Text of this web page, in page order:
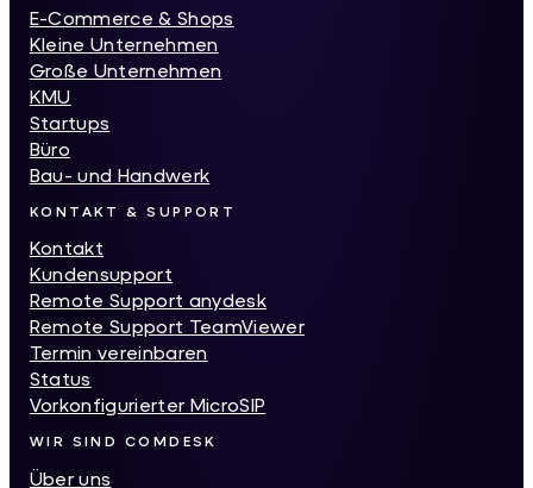
E-Commerce & Shops
Kleine Unternehmen
Große Unternehmen
KMU
Startups
Büro
Bau- und Handwerk
KONTAKT & SUPPORT
Kontakt
Kundensupport
Remote Support anydesk
Remote Support TeamViewer
Termin vereinbaren
Status
Vorkonfigurierter MicroSIP
WIR SIND COMDESK
Über uns